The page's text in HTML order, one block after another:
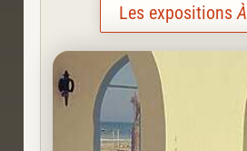
Les expositionsÀ